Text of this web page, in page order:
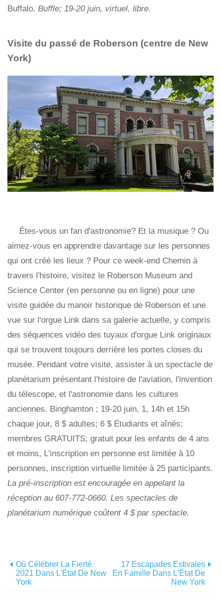
Buffalo. Buffle; 19-20 juin, virtuel, libre.
Visite du passé de Roberson (centre de New
York)
Êtes-vous un fan d'astronomie? Et la musique ? Ou
aimez-vous en apprendre davantage sur les personnes
qui ont créé les lieux ? Pour ce week-end Chemin à
travers l'histoire, visitez le Roberson Museum and
Science Center (en personne ou en ligne) pour une
visite guidée du manoir historique de Roberson et une
vue sur l'orgue Link dans sa galerie actuelle, y compris
des séquences vidéo des tuyaux d'orgue Link originaux
qui se trouvent toujours derrière les portes closes du
musée. Pendant votre visite, assister à un spectacle de
planétarium présentant l'histoire de l'aviation, l'invention
du télescope, et l'astronomie dans les cultures
anciennes. Binghamton ; 19-20 juin, 1, 14h et 15h
chaque jour, 8 $ adultes; 6 $ Étudiants et aînés;
membres GRATUITS; gratuit pour les enfants de 4 ans
et moins, L'inscription en personne est limitée à 10
personnes, inscription virtuelle limitée à 25 participants.
La pré-inscription est encouragée en appelant la
réception au 607-772-0660. Les spectacles de
planétarium numérique coûtent 4 $ par spectacle.
Où Célébrer La Fierté
2021 Dans L'État De New
York
17 Escapades Estivales
En Famille Dans L'État De
New York